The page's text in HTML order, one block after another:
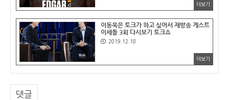
더보기
이동욱은 토크가 하고 싶어서 재방송 게스트
이세돌 3회 다시보기 토크쇼
2019.12.18
더보기
댓글